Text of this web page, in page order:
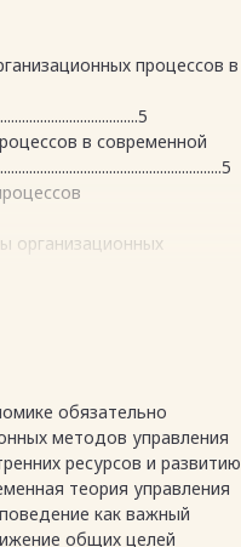
процессов в
в современной
организационных
управления в ООО
Тайм-
обязательно
методов управления
ресурсов и развитию
теория управления
как важный
общих целей